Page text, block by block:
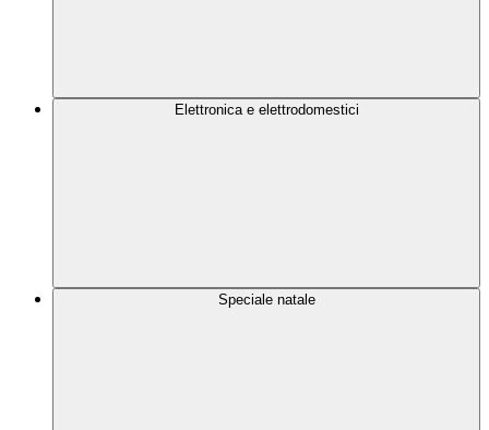
Elettronica e elettrodomestici
Speciale natale